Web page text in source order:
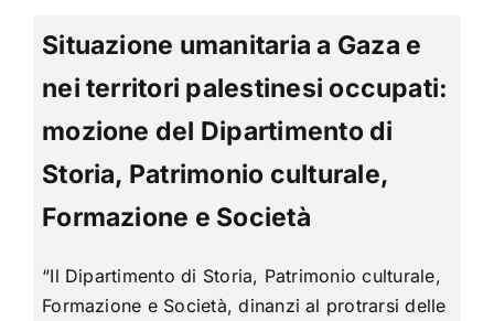
Situazione umanitaria a Gaza e
nei territori palestinesi occupati:
mozione del Dipartimento di
Storia, Patrimonio culturale,
Formazione e Società
“Il Dipartimento di Storia, Patrimonio culturale,
Formazione e Società, dinanzi al protrarsi delle